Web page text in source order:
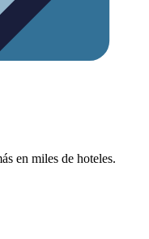
en miles de hoteles.